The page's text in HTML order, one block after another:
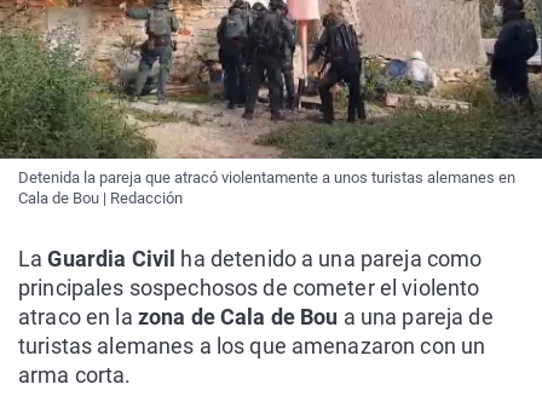
Detenida la pareja que atracó violentamente a unos turistas alemanes en
Cala de Bou | Redacción
LaGuardia Civil ha detenido a una pareja como
principales sospechosos de cometer el violento
atraco en la zona de Cala de Bou a una pareja de
turistas alemanes a los que amenazaron con un
arma corta.